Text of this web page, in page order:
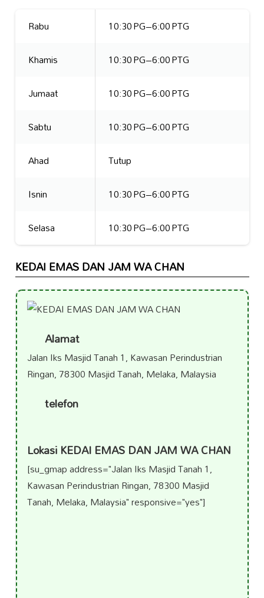
Rabu
10:30 PG–6:00 PTG
Khamis
10:30 PG–6:00 PTG
Jumaat
10:30 PG–6:00 PTG
Sabtu
10:30 PG–6:00 PTG
Ahad
Tutup
Isnin
10:30 PG–6:00 PTG
Selasa
10:30 PG–6:00 PTG
KEDAI EMAS DAN JAM WA CHAN
Alamat
Jalan Iks Masjid Tanah 1, Kawasan Perindustrian
Ringan, 78300 Masjid Tanah, Melaka, Malaysia
telefon
Lokasi KEDAI EMAS DAN JAM WA CHAN
[su_gmap address="Jalan Iks Masjid Tanah 1,
Kawasan Perindustrian Ringan, 78300 Masjid
Tanah, Melaka, Malaysia" responsive="yes"]